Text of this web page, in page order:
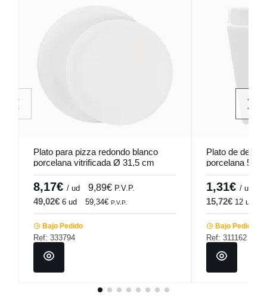
Plato para pizza redondo blanco
porcelana vitrificada Ø 31,5 cm
Pro.mundi
8,17€ / ud 9,89€ P.V.P.
49,02€ 6 ud 59,34€ P.V.P.
Bajo Pedido
Ref: 333794
Plato de
porcelana 5,2
Pro.mundi
1,31€ / ud
15,72€ 12 ud
Bajo Pedido
Ref: 311162